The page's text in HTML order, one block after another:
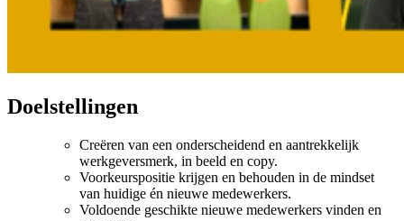
Doelstellingen
Creëren van een onderscheidend en aantrekkelijk
werkgeversmerk, in beeld en copy.
Voorkeurspositie krijgen en behouden in de mindset
van huidige én nieuwe medewerkers.
Voldoende geschikte nieuwe medewerkers vinden en